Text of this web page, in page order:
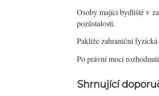
Osoby mající bydliště v
pozůstalosti.
Pakliže zahraniční
Po právní moci
Shrnující